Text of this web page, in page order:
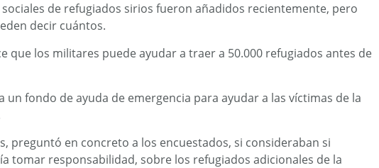
de refugiados sirios fueron añadidos recientemente, pero
decir cuántos.
que los militares puede ayudar a traer a 50.000 refugiados antes de
un fondo de ayuda de emergencia para ayudar a las víctimas de la
preguntó en concreto a los encuestados, si consideraban si
tomar responsabilidad, sobre los refugiados adicionales de la